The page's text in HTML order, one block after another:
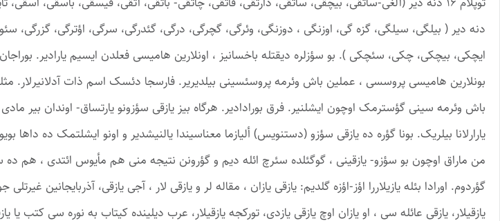
ایچکی، بیچکی، چکی، سئچکی ). بو ‏سؤزلره دیقتله باخسانیز ، اونلارین هامیسی فعلدن ایسیم یارادیر.
بونلارین ‏هامیسی پروسسی ، عملین باش وئرمه پروسئسینی بیلدیریر. فارسجا ‏دئسک اسم ذات آدلانیرلار.
باش وئرمه سینی گؤسترمک اوچون ایشلنیر. فرق ‏بورادادیر. هرگاه بیز یازقی سؤزونو یارتساق- اوندان بیر
یارارلانا بیلریک. ‏بونا گؤره ده یازقی سؤزو (دستنویس) ألیازما معناسیندا یالنیشدیر و ‏اونو ایشلتمک ده داها
من ماراق اوچون بو سؤزو- یازقینی ، گوگئلده سئرچ ائله دیم و ‏گؤرونن نتیجه منی هم مأیوس ائتدی ، هم ده
گؤردوم. اورادا بئله یازیلاررا اؤز-اؤزه گلدیم: ‏یازقی یازان ، مقاله لر و یازقی لار ، آجی یازقی، آذربایجانین
یازقیلار، ‏یازقی عائله سی ، او یازان اوچ یازقی یازدی، تورکجه یازقیلار، ‏عرب دیلینده کیتاب به نوره سی کتب یا